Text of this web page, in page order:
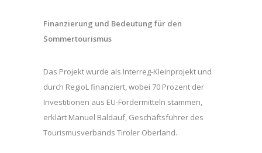
Finanzierung und Bedeutung für den
Sommertourismus
Das Projekt wurde als Interreg-Kleinprojekt und
durch RegioL finanziert, wobei 70 Prozent der
Investitionen aus EU-Fördermitteln stammen,
erklärt Manuel Baldauf, Geschäftsführer des
Tourismusverbands Tiroler Oberland.